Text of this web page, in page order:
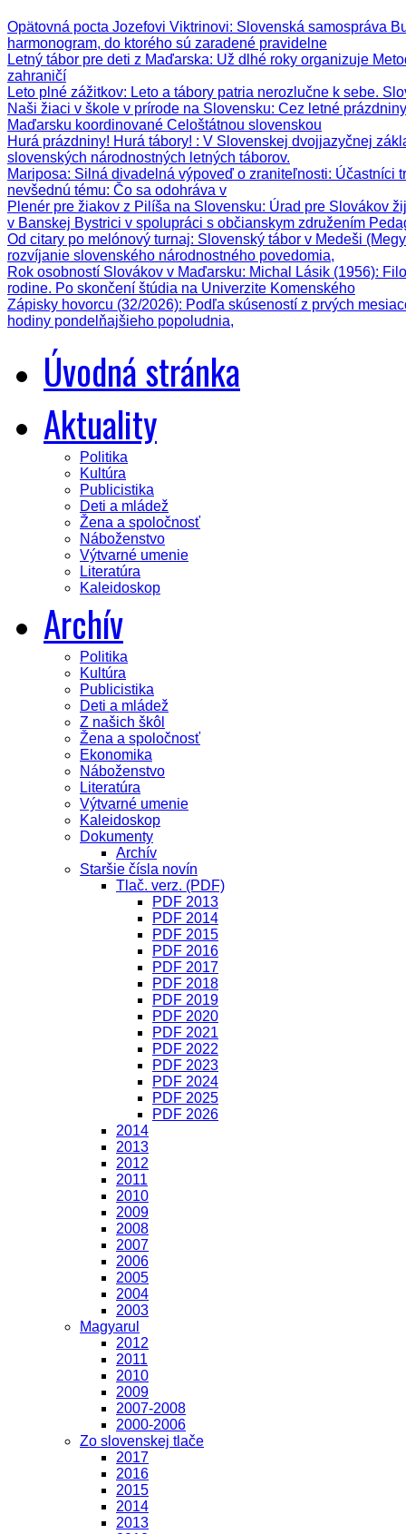
Opätovná pocta Jozefovi Viktrinovi: Slovenská samospráva
harmonogram, do ktorého sú zaradené pravidelne
Letný tábor pre deti z Maďarska: Už dlhé roky organizuje
zahraničí
Leto plné zážitkov: Leto a tábory patria nerozlučne k sebe.
Naši žiaci v škole v prírode na Slovensku: Cez letné
Maďarsku koordinované Celoštátnou slovenskou
Hurá prázdniny! Hurá tábory! : V Slovenskej dvojjazyčnej
slovenských národnostných letných táborov.
Mariposa: Silná divadelná výpoveď o zraniteľnosti: Účastníci
nevšednú tému: Čo sa odohráva v
Plenér pre žiakov z Pilíša na Slovensku: Úrad pre Slovákov
v Banskej Bystrici v spolupráci s občianskym združením
Od citary po melónový turnaj: Slovenský tábor v Medeši
rozvíjanie slovenského národnostného povedomia,
Rok osobností Slovákov v Maďarsku: Michal Lásik (1956):
rodine. Po skončení štúdia na Univerzite Komenského
Zápisky hovorcu (32/2026): Podľa skúseností z prvých
hodiny pondelňajšieho popoludnia,
Úvodná stránka
Aktuality
Politika
Kultúra
Publicistika
Deti a mládež
Žena a spoločnosť
Náboženstvo
Výtvarné umenie
Literatúra
Kaleidoskop
Archív
Politika
Kultúra
Publicistika
Deti a mládež
Z našich škôl
Žena a spoločnosť
Ekonomika
Náboženstvo
Literatúra
Výtvarné umenie
Kaleidoskop
Dokumenty
Archív
Staršie čísla novín
Tlač. verz. (PDF)
PDF 2013
PDF 2014
PDF 2015
PDF 2016
PDF 2017
PDF 2018
PDF 2019
PDF 2020
PDF 2021
PDF 2022
PDF 2023
PDF 2024
PDF 2025
PDF 2026
2014
2013
2012
2011
2010
2009
2008
2007
2006
2005
2004
2003
Magyarul
2012
2011
2010
2009
2007-2008
2000-2006
Zo slovenskej tlače
2017
2016
2015
2014
2013